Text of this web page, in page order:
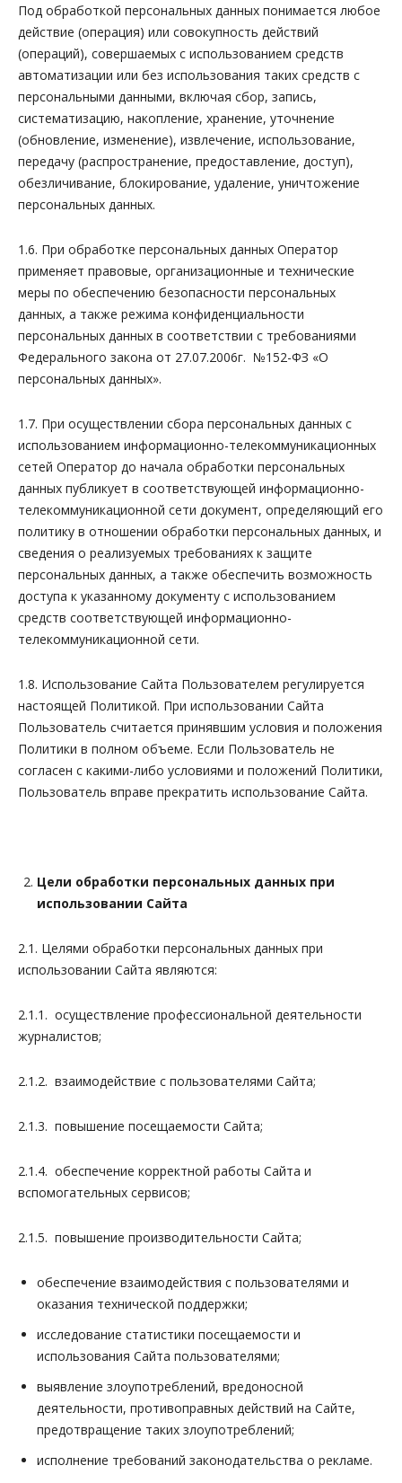
Под обработкой персональных данных понимается любое
действие (операция) или совокупность действий
(операций), совершаемых с использованием средств
автоматизации или без использования таких средств с
персональными данными, включая сбор, запись,
систематизацию, накопление, хранение, уточнение
(обновление, изменение), извлечение, использование,
передачу (распространение, предоставление, доступ),
обезличивание, блокирование, удаление, уничтожение
персональных данных.
1.6. При обработке персональных данных Оператор
применяет правовые, организационные и технические
меры по обеспечению безопасности персональных
данных, а также режима конфиденциальности
персональных данных в соответствии с требованиями
Федерального закона от 27.07.2006г. №152-ФЗ «О
персональных данных».
1.7. При осуществлении сбора персональных данных с
использованием информационно-телекоммуникационных
сетей Оператор до начала обработки персональных
данных публикует в соответствующей информационно-
телекоммуникационной сети документ, определяющий его
политику в отношении обработки персональных данных, и
сведения о реализуемых требованиях к защите
персональных данных, а также обеспечить возможность
доступа к указанному документу с использованием
средств соответствующей информационно-
телекоммуникационной сети.
1.8. Использование Сайта Пользователем регулируется
настоящей Политикой. При использовании Сайта
Пользователь считается принявшим условия и положения
Политики в полном объеме. Если Пользователь не
согласен с какими-либо условиями и положений Политики,
Пользователь вправе прекратить использование Сайта.
Цели обработки персональных данных при
использовании Сайта
2.1. Целями обработки персональных данных при
использовании Сайта являются:
2.1.1. осуществление профессиональной деятельности
журналистов;
2.1.2. взаимодействие с пользователями Сайта;
2.1.3. повышение посещаемости Сайта;
2.1.4. обеспечение корректной работы Сайта и
вспомогательных сервисов;
2.1.5. повышение производительности Сайта;
обеспечение взаимодействия с пользователями и
оказания технической поддержки;
исследование статистики посещаемости и
использования Сайта пользователями;
выявление злоупотреблений, вредоносной
деятельности, противоправных действий на Сайте,
предотвращение таких злоупотреблений;
исполнение требований законодательства о рекламе.